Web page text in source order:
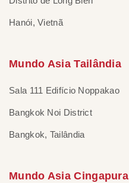
Hanói, Vietnã
Mundo Asia Tailândia
Sala 111 Edifício Noppakao
Bangkok Noi District
Bangkok, Tailândia
Mundo Asia Cingapura